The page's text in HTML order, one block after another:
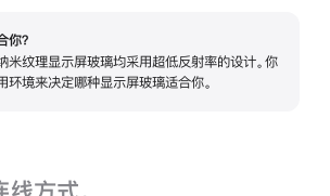
你？
米纹理显示屏玻璃均采用超低反射率的设计。你
环境来决定哪种显示屏玻璃适合你。
方式。